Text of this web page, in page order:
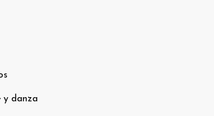
y danza